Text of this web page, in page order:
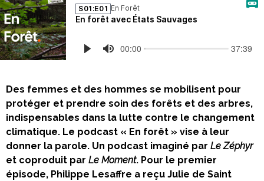
Des femmes et des hommes se mobilisent pour
protéger et prendre soin des forêts et des arbres,
indispensables dans la lutte contre le changement
climatique. Le podcast « En forêt » vise à leur
donner la parole. Un podcast imaginé par Le Zéphyr
et coproduit par Le Moment. Pour le premier
épisode, Philippe Lesaffre a reçu Julie de Saint